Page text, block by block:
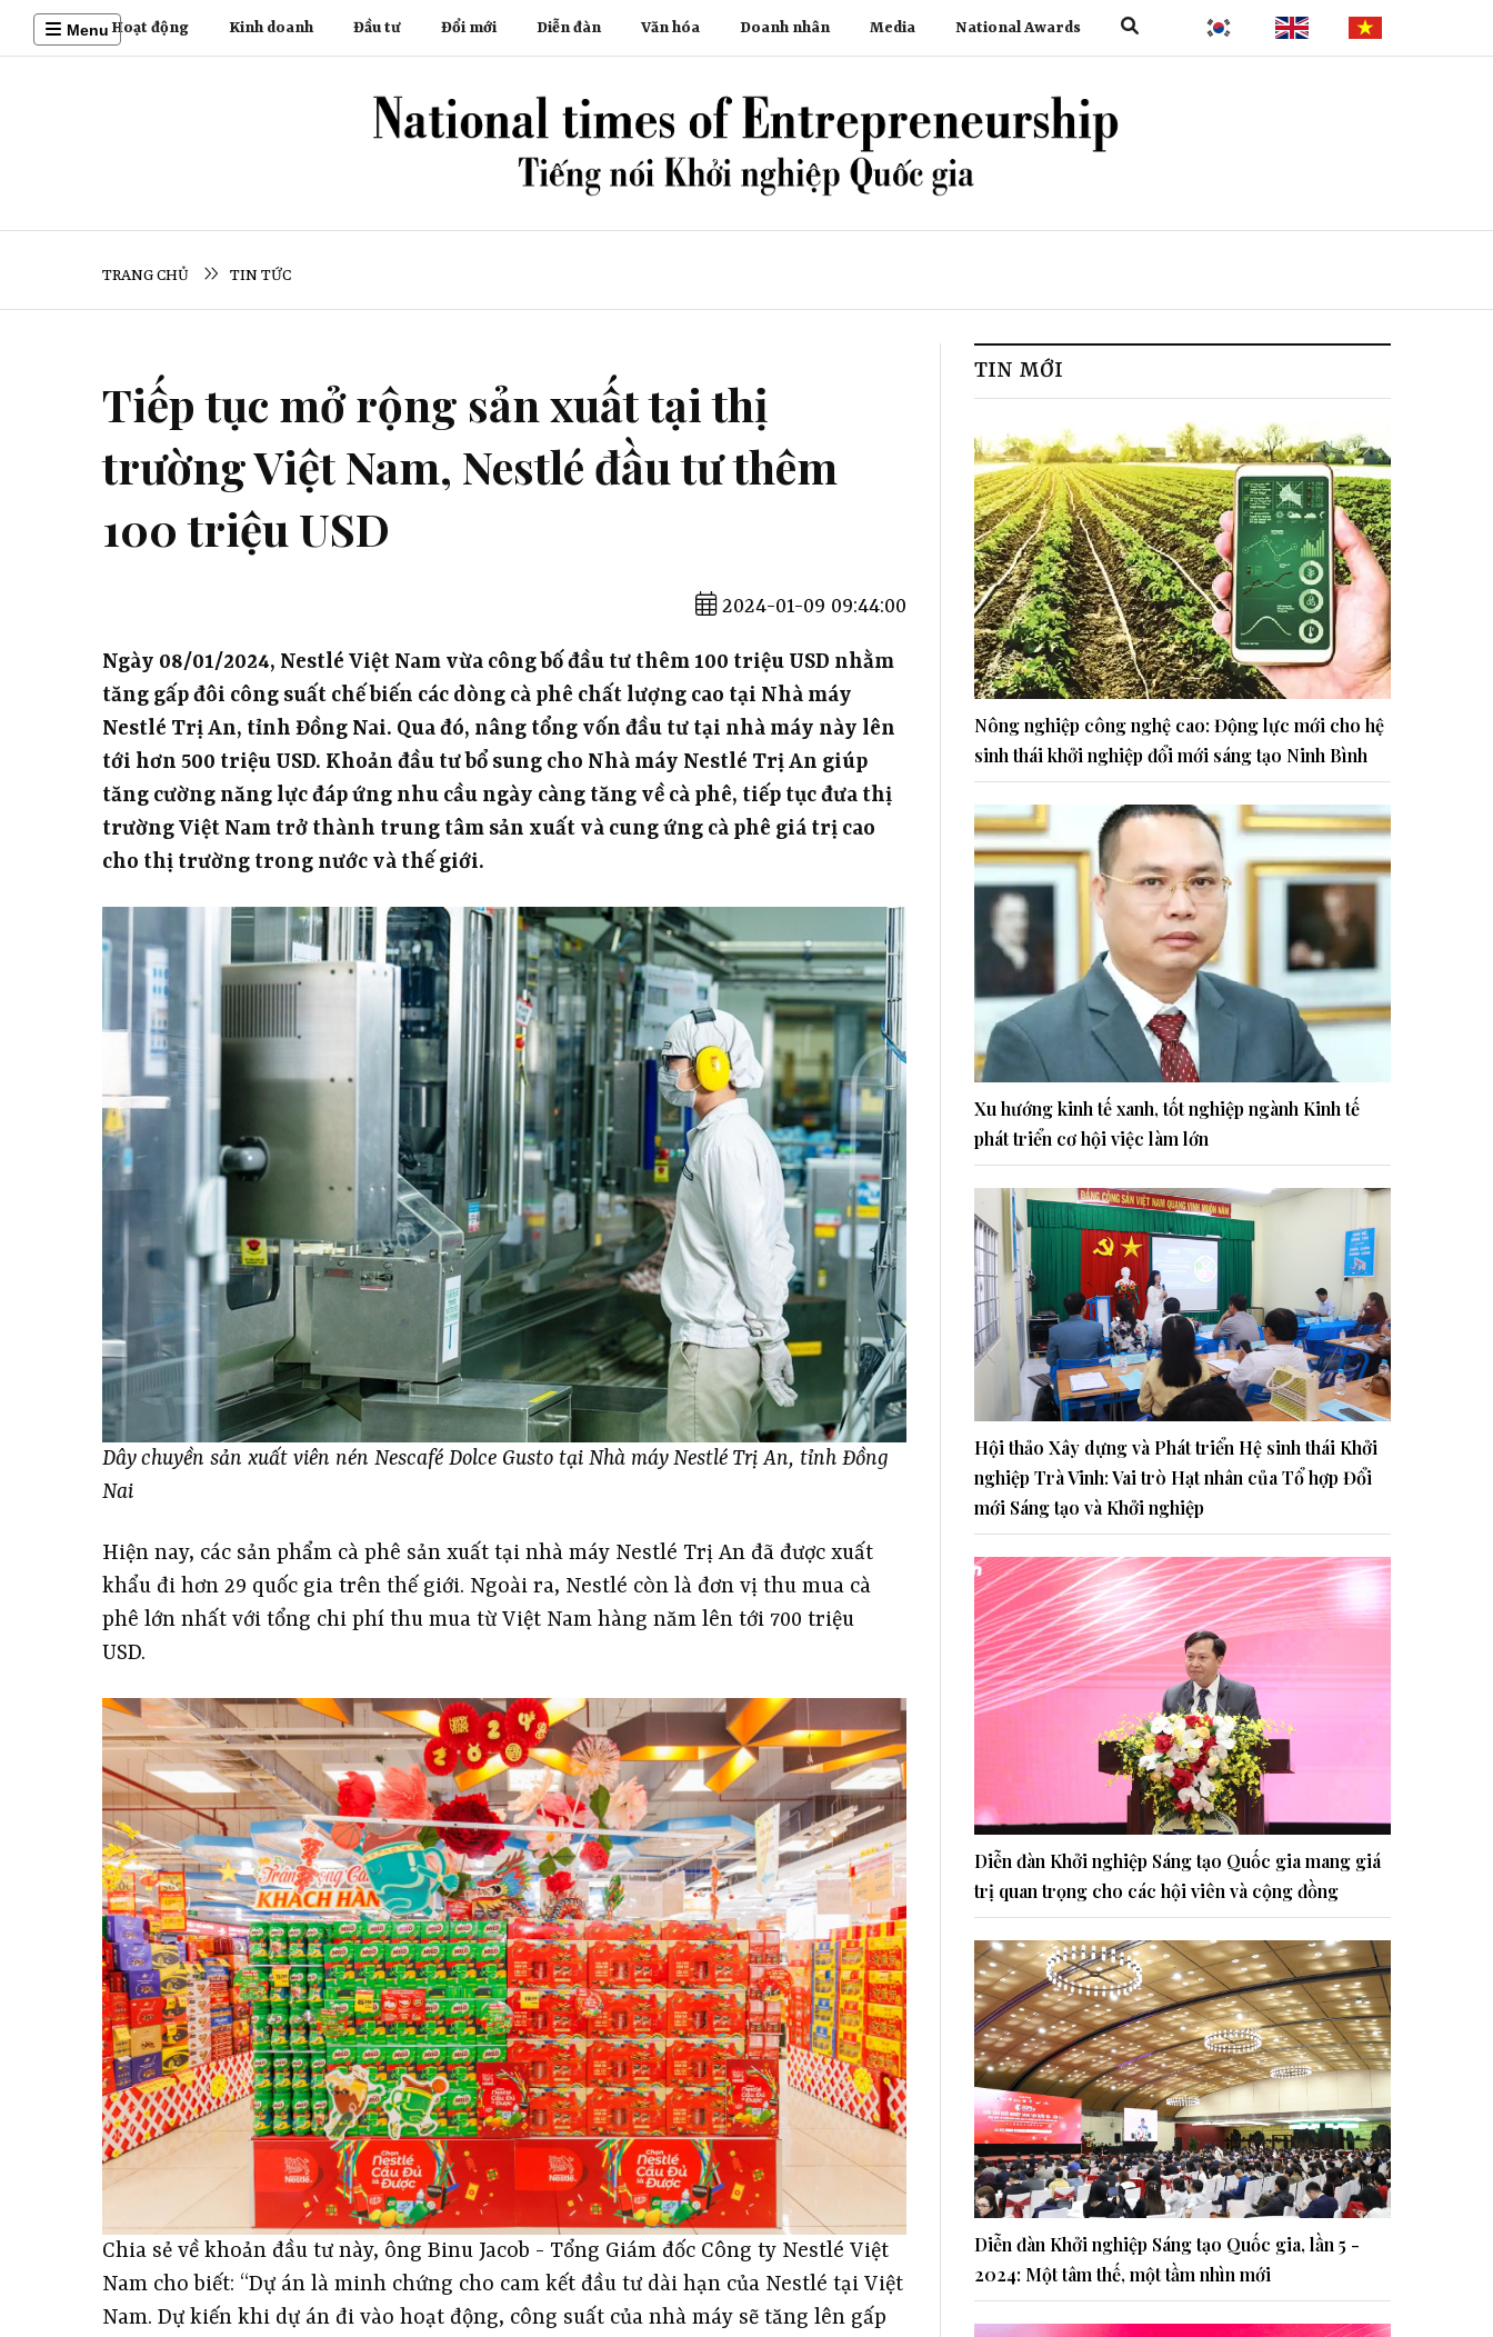
MenuHoạt động Kinh doanh Đầu tư Đổi mới Diễn đàn Văn hóa Doanh nhân Media National Awards
TRANG CHỦ TIN TỨC
Tiếp tục mở rộng sản xuất tại thị
trường Việt Nam, Nestlé đầu tư thêm
100 triệu USD
2024-01-09 09:44:00
Ngày 08/01/2024, Nestlé Việt Nam vừa công bố đầu tư thêm 100 triệu USD nhằm
tăng gấp đôi công suất chế biến các dòng cà phê chất lượng cao tại Nhà máy
Nestlé Trị An, tỉnh Đồng Nai. Qua đó, nâng tổng vốn đầu tư tại nhà máy này lên
tới hơn 500 triệu USD. Khoản đầu tư bổ sung cho Nhà máy Nestlé Trị An giúp
tăng cường năng lực đáp ứng nhu cầu ngày càng tăng về cà phê, tiếp tục đưa thị
trường Việt Nam trở thành trung tâm sản xuất và cung ứng cà phê giá trị cao
cho thị trường trong nước và thế giới.
Dây chuyền sản xuất viên nén Nescafé Dolce Gusto tại Nhà máy Nestlé Trị An, tỉnh Đồng
Nai
Hiện nay, các sản phẩm cà phê sản xuất tại nhà máy Nestlé Trị An đã được xuất
khẩu đi hơn 29 quốc gia trên thế giới. Ngoài ra, Nestlé còn là đơn vị thu mua cà
phê lớn nhất với tổng chi phí thu mua từ Việt Nam hàng năm lên tới 700 triệu
USD.
Chia sẻ về khoản đầu tư này, ông Binu Jacob - Tổng Giám đốc Công ty Nestlé Việt
Nam cho biết: “Dự án là minh chứng cho cam kết đầu tư dài hạn của Nestlé tại Việt
Nam. Dự kiến khi dự án đi vào hoạt động, công suất của nhà máy sẽ tăng lên gấp
TIN MỚI
Nông nghiệp công nghệ cao: Động lực mới cho hệ
sinh thái khởi nghiệp đổi mới sáng tạo Ninh Bình
Xu hướng kinh tế xanh, tốt nghiệp ngành Kinh tế
phát triển cơ hội việc làm lớn
Hội thảo Xây dựng và Phát triển Hệ sinh thái Khởi
nghiệp Trà Vinh: Vai trò Hạt nhân của Tổ hợp Đổi
mới Sáng tạo và Khởi nghiệp
Diễn đàn Khởi nghiệp Sáng tạo Quốc gia mang giá
trị quan trọng cho các hội viên và cộng đồng
Diễn đàn Khởi nghiệp Sáng tạo Quốc gia, lần 5 -
2024: Một tâm thế, một tầm nhìn mới